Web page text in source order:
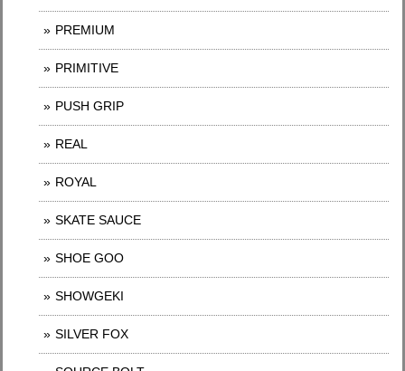
PREMIUM
PRIMITIVE
PUSH GRIP
REAL
ROYAL
SKATE SAUCE
SHOE GOO
SHOWGEKI
SILVER FOX